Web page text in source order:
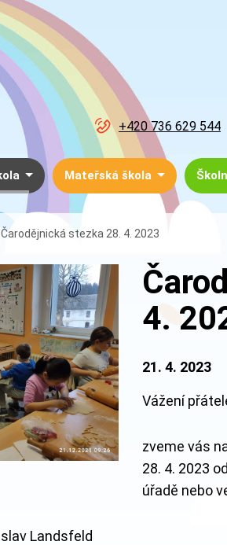
+420 736 629 544
Mateřská škola
Čarodějnická stezka 28. 4. 2023
4.
21. 4. 2023
Vážení
zveme vás
28. 4. 2023
úřadě nebo
Landsfeld